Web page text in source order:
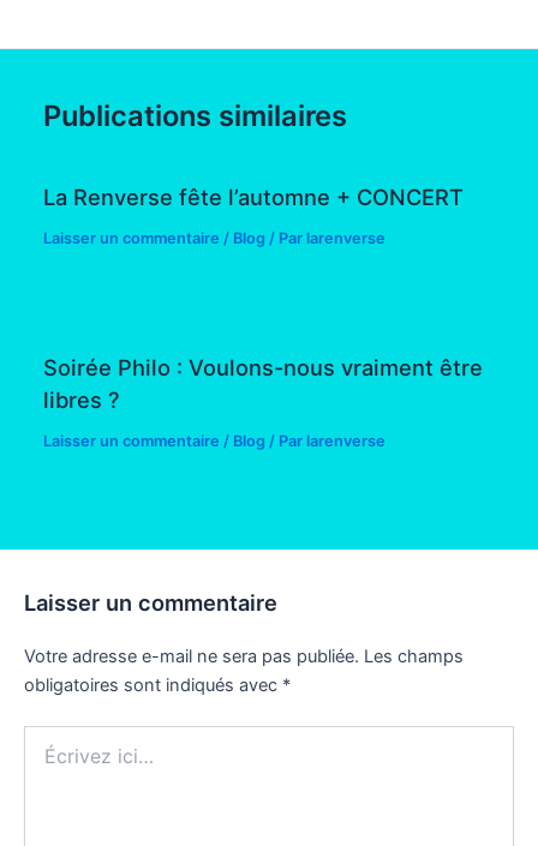
Publications similaires
La Renverse fête l’automne + CONCERT
Laisser un commentaire / Blog / Par larenverse
Soirée Philo : Voulons-nous vraiment être
libres ?
Laisser un commentaire / Blog / Par larenverse
Laisser un commentaire
Votre adresse e-mail ne sera pas publiée. Les champs
obligatoires sont indiqués avec *
ici…